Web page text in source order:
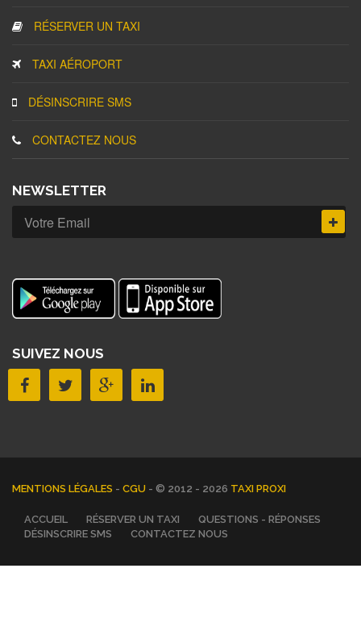
RÉSERVER UN TAXI
TAXI AÉROPORT
DÉSINSCRIRE SMS
CONTACTEZ NOUS
NEWSLETTER
SUIVEZ NOUS
MENTIONS LÉGALES - CGU - © 2012 - 2026 TAXI PROXI
ACCUEIL RÉSERVER UN TAXI
QUESTIONS - RÉPONSES
DÉSINSCRIRE SMS
CONTACTEZ NOUS